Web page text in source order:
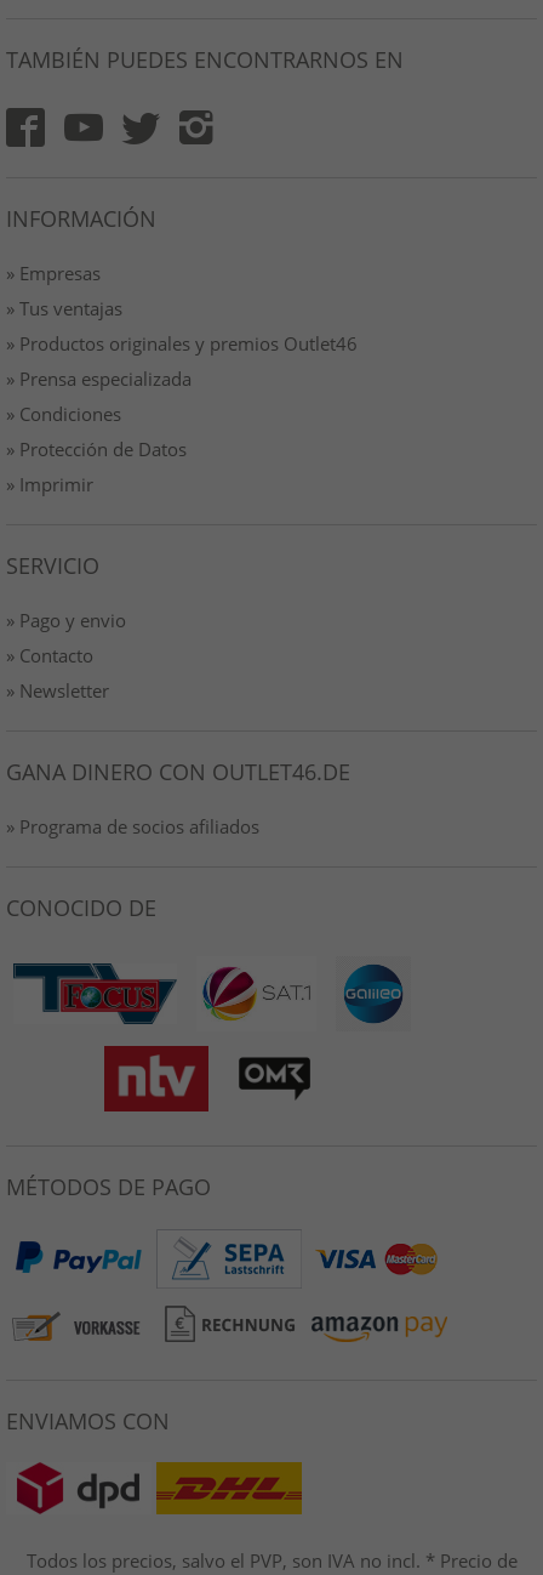
TAMBIÉN PUEDES ENCONTRARNOS EN
INFORMACIÓN
» Empresas
» Tus ventajas
» Productos originales y premios Outlet46
» Prensa especializada
» Condiciones
» Protección de Datos
» Imprimir
SERVICIO
» Pago y envio
» Contacto
» Newsletter
GANA DINERO CON OUTLET46.DE
» Programa de socios afiliados
CONOCIDO DE
MÉTODOS DE PAGO
ENVIAMOS CON
Todos los precios, salvo el PVP, son IVA no incl. * Precio de